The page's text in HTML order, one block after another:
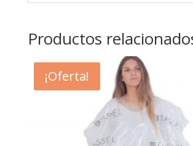
Productos
¡Oferta!